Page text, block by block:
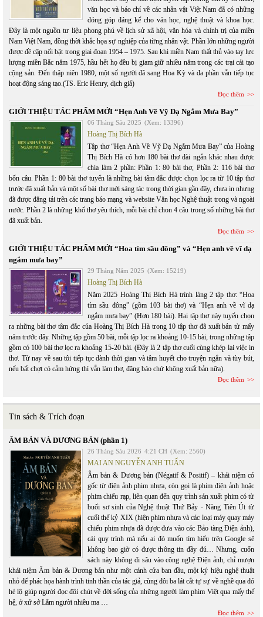
văn học và báo chí về các nhân vật Việt Nam đã có những
đóng góp đáng kể cho văn học, nghệ thuật và khoa học.
Đây là một nguồn tư liệu phong phú về lịch sử xã hội, văn hóa và chính trị của miền
Nam Việt Nam, đồng thời khắc họa sự nghiệp của từng nhân vật. Phần lớn những người
được đề cập nổi bật trong giai đoạn 1954 – 1975. Sau khi miền Nam thất thủ vào tay lực
lượng miền Bắc năm 1975, hầu hết họ đều bị giam giữ nhiều năm trong các trại cải tạo
cộng sản. Đến thập niên 1980, một số người đã sang Hoa Kỳ và đa phần vẫn tiếp tục
hoạt động sáng tạo.(TS. Eric Henry, dịch giả)
Đọc thêm
GIỚI THIỆU TÁC PHẨM MỚI “Hẹn Anh Về Vỹ Dạ Ngắm Mưa Bay”
06 Tháng Sáu 2025 (Xem: 13396)
Hoàng Thị Bích Hà
Tập thơ “Hẹn Anh Về Vỹ Dạ Ngắm Mưa Bay” của Hoàng
Thị Bích Hà có hơn 180 bài thơ dài ngắn khác nhau được
chia làm 2 phần: Phần 1: 80 bài thơ, Phần 2: 116 bài thơ
bốn câu. Phần 1: 80 bài thơ tuyển là những bài tâm đắc được chọn lọc ra từ 10 tập thơ
trước đã xuất bản và một số bài thơ mới sáng tác trong thời gian gần đây, chưa in nhưng
đã được đăng tải trên các trang báo mạng và website Văn học Nghệ thuật trong và ngoài
nước. Phần 2 là những khổ thơ yêu thích, mỗi bài chỉ chon 4 câu trong số những bài thơ
đã xuất bản.
Đọc thêm
GIỚI THIỆU TÁC PHẨM MỚI “Hoa tím sầu đông” và “Hẹn anh về vĩ dạ
ngắm mưa bay”
29 Tháng Năm 2025 (Xem: 15219)
Hoàng Thị Bích Hà
Năm 2025 Hoàng Thị Bích Hà trình làng 2 tập thơ: “Hoa
tím sầu đông” (gồm 103 bài thơ) và “Hẹn anh về vĩ dạ
ngắm mưa bay” (Hơn 180 bài). Hai tập thơ này tuyển chọn
ra những bài thơ tâm đắc của Hoàng Thị Bích Hà trong 10 tập thơ đã xuất bản từ mấy
năm trước đây. Những tập gồm 50 bài, mỗi tập lọc ra khoảng 10-15 bài, trong những tập
gồm có 100 bài thơ lọc ra khoảng 15-20 bài. (Đây là 2 tập thơ cuối cùng khép lại việc in
thơ. Từ nay về sau tôi tiếp tục dành thời gian và tâm huyết cho truyện ngắn và tùy bút,
nếu bất chợt có cảm hứng thì vẫn làm thơ, đăng báo chứ không xuất bản nữa).
Đọc thêm
Tin sách & Trích đoạn
ÂM BẢN VÀ DƯƠNG BẢN (phần 1)
26 Tháng Sáu 2026 4:21 CH (Xem: 2560)
MAI AN NGUYỄN ANH TUẤN
Âm bản & Dương bản (Négatif & Positif) – khái niệm có
gốc từ điện ảnh phim nhựa, còn gọi là phim điện ảnh hoặc
phim chiếu rạp, liên quan đến quy trình sản xuất phim có từ
buổi sơ sinh của Nghệ thuật Thứ Bảy - Nàng Tiên Út từ
cuối thế kỷ XIX (hiện phim nhựa và các loại máy quay máy
chiếu phim nhựa đã được đưa vào các Bảo tàng Điện ảnh),
cái quy trình mà nếu ai đó muốn tìm hiểu trên Google sẽ
không bao giờ có được thông tin đầy đủ… Nhưng, cuốn
sách này không đi sâu vào công nghệ Điện ảnh, chỉ mượn
khái niệm Âm bản & Dương bản như một cánh cửa ban đầu, một ký hiệu nghệ thuật
nhỏ để phác họa hành trình tinh thần của tác giả, cùng đôi ba lát cắt tự sự về nghề qua đó
hé lộ giúp người đọc đôi chút về đời sống của những người làm phim Việt qua mấy thế
hệ, ở xứ sở Lắm người nhiều ma …
Đọc thêm